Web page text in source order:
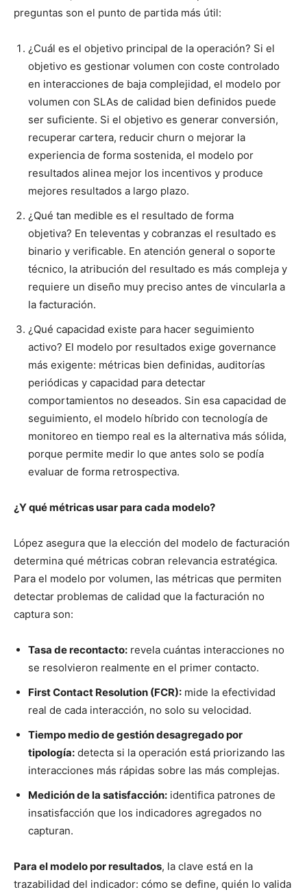
preguntas son el punto de partida más útil:
¿Cuál es el objetivo principal de la operación? Si el
objetivo es gestionar volumen con coste controlado
en interacciones de baja complejidad, el modelo por
volumen con SLAs de calidad bien definidos puede
ser suficiente. Si el objetivo es generar conversión,
recuperar cartera, reducir churn o mejorar la
experiencia de forma sostenida, el modelo por
resultados alinea mejor los incentivos y produce
mejores resultados a largo plazo.
¿Qué tan medible es el resultado de forma
objetiva? En televentas y cobranzas el resultado es
binario y verificable. En atención general o soporte
técnico, la atribución del resultado es más compleja y
requiere un diseño muy preciso antes de vincularla a
la facturación.
¿Qué capacidad existe para hacer seguimiento
activo? El modelo por resultados exige governance
más exigente: métricas bien definidas, auditorías
periódicas y capacidad para detectar
comportamientos no deseados. Sin esa capacidad de
seguimiento, el modelo híbrido con tecnología de
monitoreo en tiempo real es la alternativa más sólida,
porque permite medir lo que antes solo se podía
evaluar de forma retrospectiva.
¿Y qué métricas usar para cada modelo?
López asegura que la elección del modelo de facturación
determina qué métricas cobran relevancia estratégica.
Para el modelo por volumen, las métricas que permiten
detectar problemas de calidad que la facturación no
captura son:
Tasa de recontacto: revela cuántas interacciones no
se resolvieron realmente en el primer contacto.
First Contact Resolution (FCR): mide la efectividad
real de cada interacción, no solo su velocidad.
Tiempo medio de gestión desagregado por
tipología: detecta si la operación está priorizando las
interacciones más rápidas sobre las más complejas.
Medición de la satisfacción: identifica patrones de
insatisfacción que los indicadores agregados no
capturan.
Para el modelo por resultados, la clave está en la
trazabilidad del indicador: cómo se define, quién lo valida